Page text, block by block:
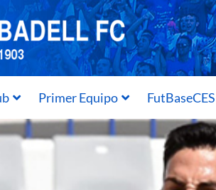
Primer Equipo FutBaseCES